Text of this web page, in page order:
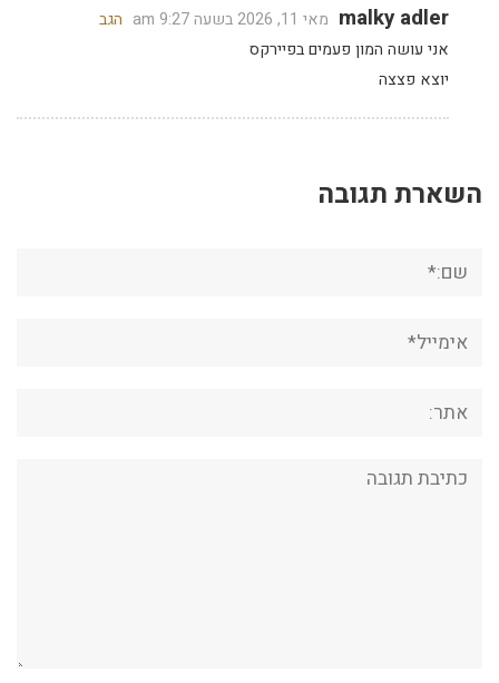
malky adler מאי 11, 2026 בשעה 9:27 am
הגב
אני עושה המון פעמים בפיירקס
יוצא פצצה
השארת תגובה
תגובה: